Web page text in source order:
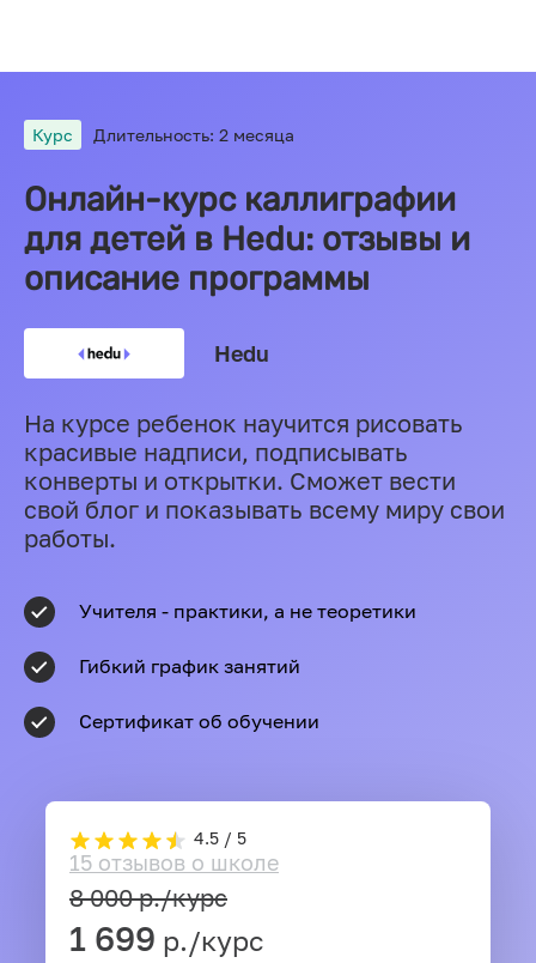
Курс Длительность: 2 месяца
Онлайн-курс каллиграфии
для детей в Hedu: отзывы и
описание программы
Hedu
На курсе ребенок научится рисовать
красивые надписи, подписывать
конверты и открытки. Сможет вести
свой блог и показывать всему миру свои
работы.
Учителя - практики, а не теоретики
Гибкий график занятий
Сертификат об обучении
4.5 / 5
15 отзывов о школе
8 000р./курс
1 699 р./курс